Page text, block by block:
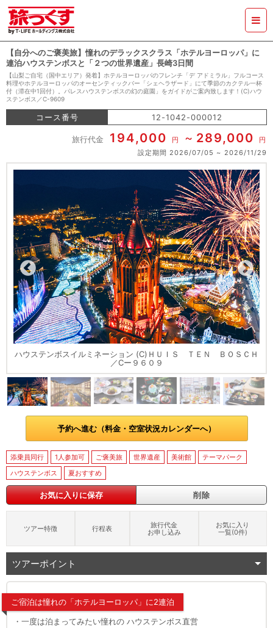
【自分へのご褒美旅】憧れのデラックスクラス「ホテルヨーロッパ」に
連泊ハウステンボスと「２つの世界遺産」長崎3日間
【山梨ご自宅（国中エリア）発着】ホテルヨーロッパのフレンチ「デ アドミラル」フルコース
料理やホテルヨーロッパのオーセンティックバー「シェヘラザード」にて季節のカクテル一杯
付（滞在中1回付）。パレスハウステンボスの幻の庭園」をガイドがご案内致します！(C)ハウ
ステンボス／C-9609
コース番号 12-1042-000012
旅行代金 194,000 円 289,000
円
設定期間 2026/07/05 2026/11/29
ハウステンボスイルミネーション (C)ＨＵＩＳ ＴＥＮ ＢＯＳＣＨ
／Cー９６０９
予約へ進む（料金・空室状況カレンダーへ）
添乗員同行 1人参加可 ご褒美旅 世界遺産 美術館
テーマパーク
ハウステンボス
夏おすすめ
お気に入りに保存 削除
ツアー特徴 行程表
旅行代金
お申し込み
お気に入り
一覧(0件)
ツアーポイント
ご宿泊は憧れの「ホテルヨーロッパ」に2連泊
・一度は泊まってみたい憧れの ハウステンボス直営